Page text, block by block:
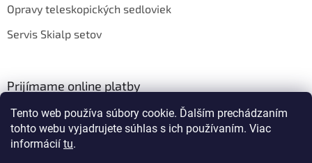
Tento web používa súbory cookie. Ďalším prechádzaním
tohto webu vyjadrujete súhlas s ich používaním. Viac
informácií tu.
Opravy teleskopických sedloviek
Servis Skialp setov
Prijímame online platby